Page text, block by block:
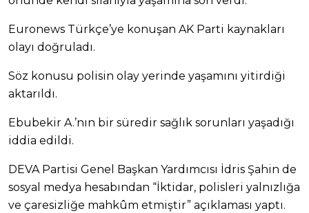
Euronews Türkçe’ye konuşan AK Parti kaynakları
olayı doğruladı.
Söz konusu polisin olay yerinde yaşamını yitirdiği
aktarıldı.
Ebubekir A.’nın bir süredir sağlık sorunları yaşadığı
iddia edildi.
DEVA Partisi Genel Başkan Yardımcısı İdris Şahin de
sosyal medya hesabından “İktidar, polisleri yalnızlığa
ve çaresizliğe mahkûm etmiştir” açıklaması yaptı.